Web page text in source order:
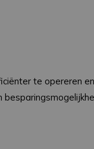
te opereren